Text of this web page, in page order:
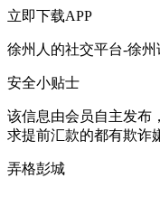
立即下载APP
徐州人的社交平台-徐
安全小贴士
该信息由会员自主发布
求提前汇款的都有欺诈
弄格彭城